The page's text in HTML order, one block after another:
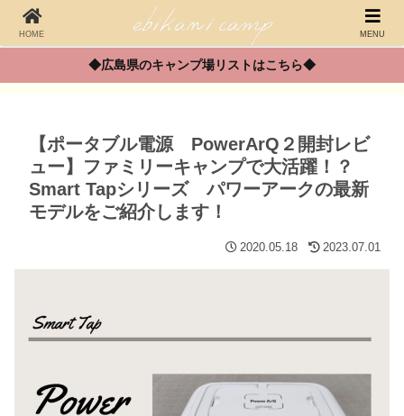
◆広島県のキャンプ場リストはこちら◆
【ポータブル電源 PowerArQ２開封レビ
ュー】ファミリーキャンプで大活躍！？
Smart Tapシリーズ パワーアークの最新
モデルをご紹介します！
2020.05.18 2023.07.01
HOME MENU